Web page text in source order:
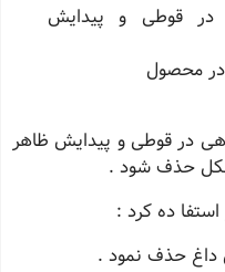
قوطى و پیدایش
محصول
در قوطى و پیدایش ظاهر
ده کرد :
داغ حذف نمود .